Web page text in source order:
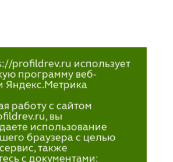
profildrev.ru использует
программу веб-
Яндекс.Метрика
работу с сайтом
вы
использование
браузера с целью
также
с документами: